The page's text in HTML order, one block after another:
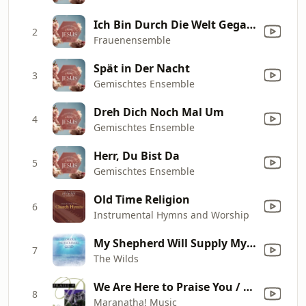
2 Ich Bin Durch Die Welt Gegangen
Frauenensemble
3 Spät in Der Nacht
Gemischtes Ensemble
4 Dreh Dich Noch Mal Um
Gemischtes Ensemble
5 Herr, Du Bist Da
Gemischtes Ensemble
6 Old Time Religion
Instrumental Hymns and Worship
7 My Shepherd Will Supply My Need
The Wilds
8 We Are Here to Praise You / May the Fragrance of Jesus Fill This Place
Maranatha! Music